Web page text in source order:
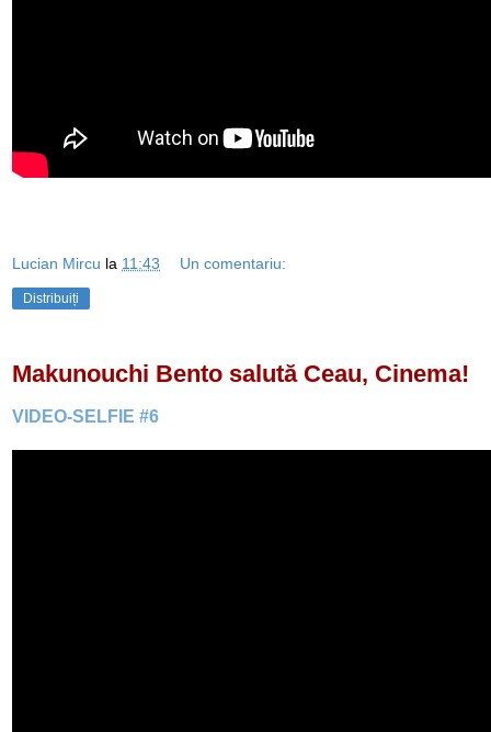
Lucian Mircu la 11:43 Un comentariu:
Distribuiți
Makunouchi Bento salută Ceau, Cinema!
VIDEO-SELFIE #6